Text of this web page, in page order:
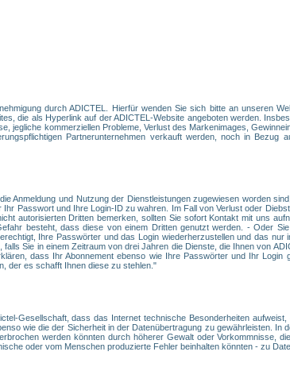
durch ADICTEL. Hierfür wenden Sie sich bitte an unseren
die als Hyperlink auf der ADICTEL-Website angeboten werden.
jegliche kommerziellen Probleme, Verlust des Markenimages,
Partnerunternehmen verkauft werden, noch in Bezug
Anmeldung und Nutzung der Dienstleistungen zugewiesen worden
Passwort und Ihre Login-ID zu wahren. Im Fall von Verlust oder
autorisierten Dritten bemerken, sollten Sie sofort Kontakt mit uns
besteht, dass diese von einem Dritten genutzt werden. - Oder
Ihre Passwörter und das Login wiederherzustellen und das nur
Sie in einem Zeitraum von drei Jahren die Dienste, die Ihnen von
dass Ihr Abonnement ebenso wie Ihre Passwörter und Ihr Login
der es schafft Ihnen diese zu stehlen."
Gesellschaft, dass das Internet technische Besonderheiten
wie die der Sicherheit in der Datenübertragung zu gewährleisten. In
werden könnten durch höherer Gewalt oder Vorkommnisse,
oder vom Menschen produzierte Fehler beinhalten könnten - zu